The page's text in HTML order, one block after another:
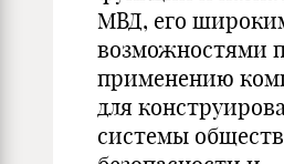
МВД, его
возможностями
применению
для
системы